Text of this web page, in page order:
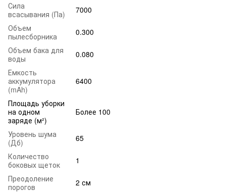
Сила
всасывания (Па)
7000
Объем
пылесборника
0.300
Объем бака для
воды
0.080
Емкость
аккумулятора
(mAh)
6400
Площадь уборки
на одном
заряде (м²)
Более 100
Уровень шума
(Дб)
65
Количество
боковых щеток
1
Преодоление
порогов
2 см